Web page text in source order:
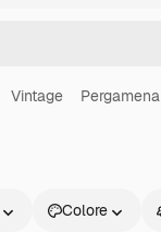
Vintage Pergamena
Colore